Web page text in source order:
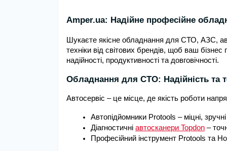
Amper.ua: Надійне професійне
Шукаєте якісне обладнання для СТО, АЗС,
техніки від світових брендів, щоб ваш
надійності, продуктивності та довговічності.
Обладнання для СТО: Надійність та
Автосервіс – це місце, де якість роботи
Автопідйомники Protools – міцні,
Діагностичні автосканери Topdon –
Професійний інструмент Protools та